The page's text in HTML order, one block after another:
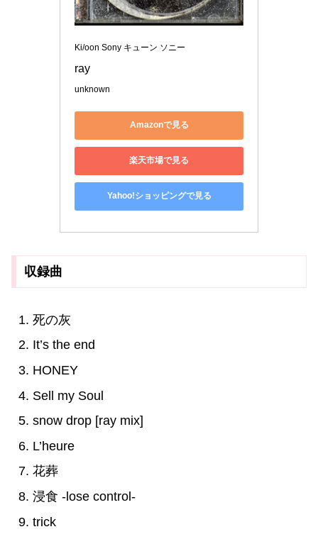
Ki/oon Sony キューン ソニー
ray
unknown
Amazonで見る
楽天市場で見る
Yahoo!ショッピングで見る
収録曲
死の灰
It’s the end
HONEY
Sell my Soul
snow drop [ray mix]
L’heure
花葬
浸食 -lose control-
trick